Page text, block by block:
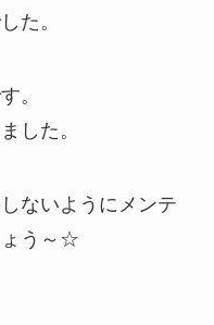
た。
。
した。
ないようにメンテ
ょう～☆